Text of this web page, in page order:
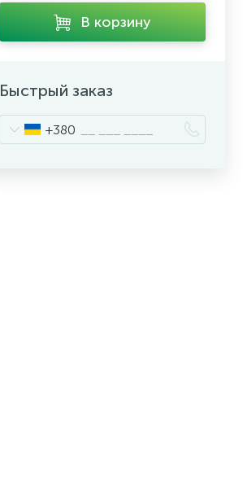
В корзину
Быстрый заказ
+380